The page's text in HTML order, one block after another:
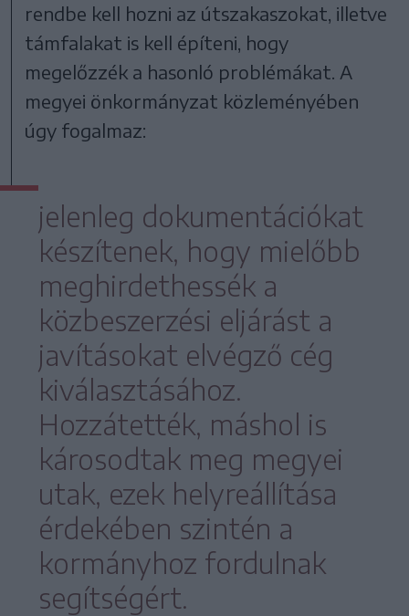
rendbe kell hozni az útszakaszokat, illetve
támfalakat is kell építeni, hogy
megelőzzék a hasonló problémákat. A
megyei önkormányzat közleményében
úgy fogalmaz:
jelenleg dokumentációkat
készítenek, hogy mielőbb
meghirdethessék a
közbeszerzési eljárást a
javításokat elvégző cég
kiválasztásához.
Hozzátették, máshol is
károsodtak meg megyei
utak, ezek helyreállítása
érdekében szintén a
kormányhoz fordulnak
segítségért.